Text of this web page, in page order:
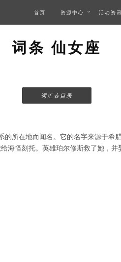
首页 资源中心 活动资讯
词条 仙女座
词汇表目录
的所在地而闻名。它的名字来源于
海怪刻托。英雄珀尔修斯救了她，并